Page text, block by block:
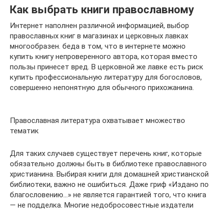
Как выбрать книги православному
Интернет наполнен различной информацией, выбор
православных книг в магазинах и церковных лавках
многообразен. беда в том, что в интернете можно
купить книгу непроверенного автора, которая вместо
пользы принесет вред. В церковной же лавке есть риск
купить профессиональную литературу для богословов,
совершенно непонятную для обычного прихожанина.
Православная литература охватывает множество
тематик
Для таких случаев существует перечень книг, которые
обязательно должны быть в библиотеке православного
христианина. Выбирая книги для домашней христианской
библиотеки, важно не ошибиться. Даже гриф «Издано по
благословению…» не является гарантией того, что книга
— не подделка. Многие недобросовестные издатели